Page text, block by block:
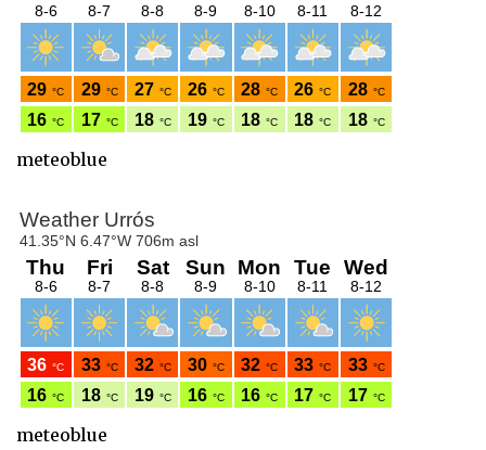
meteoblue
meteoblue